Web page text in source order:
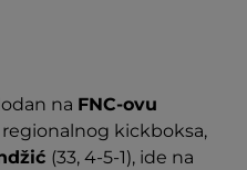
na FNC-ovu
kickboksa,
(33, 4-5-1), ide na